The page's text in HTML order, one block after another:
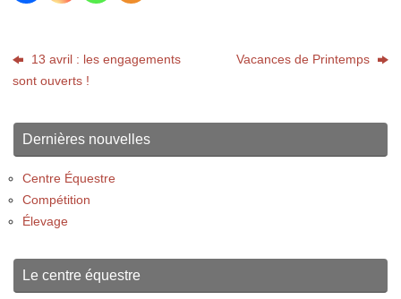
13 avril : les engagements
sont ouverts !
Vacances de Printemps
Dernières nouvelles
Centre Équestre
Compétition
Élevage
Le centre équestre